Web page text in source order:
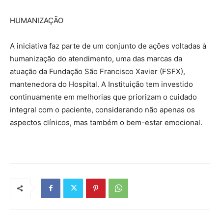
HUMANIZAÇÃO
A iniciativa faz parte de um conjunto de ações voltadas à
humanização do atendimento, uma das marcas da
atuação da Fundação São Francisco Xavier (FSFX),
mantenedora do Hospital. A Instituição tem investido
continuamente em melhorias que priorizam o cuidado
integral com o paciente, considerando não apenas os
aspectos clínicos, mas também o bem-estar emocional.